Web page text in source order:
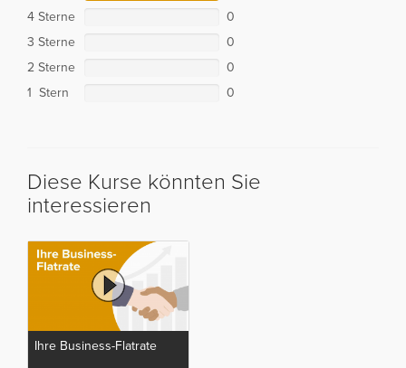
4 Sterne
0
3 Sterne
0
2 Sterne
0
1 Stern
0
Diese Kurse könnten Sie
interessieren
Ihre Business-Flatrate